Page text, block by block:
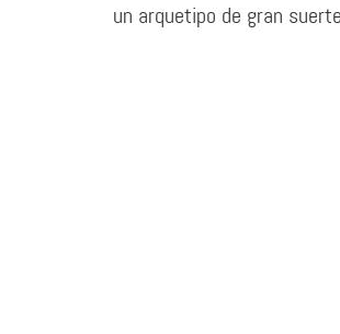
un arquetipo de gran